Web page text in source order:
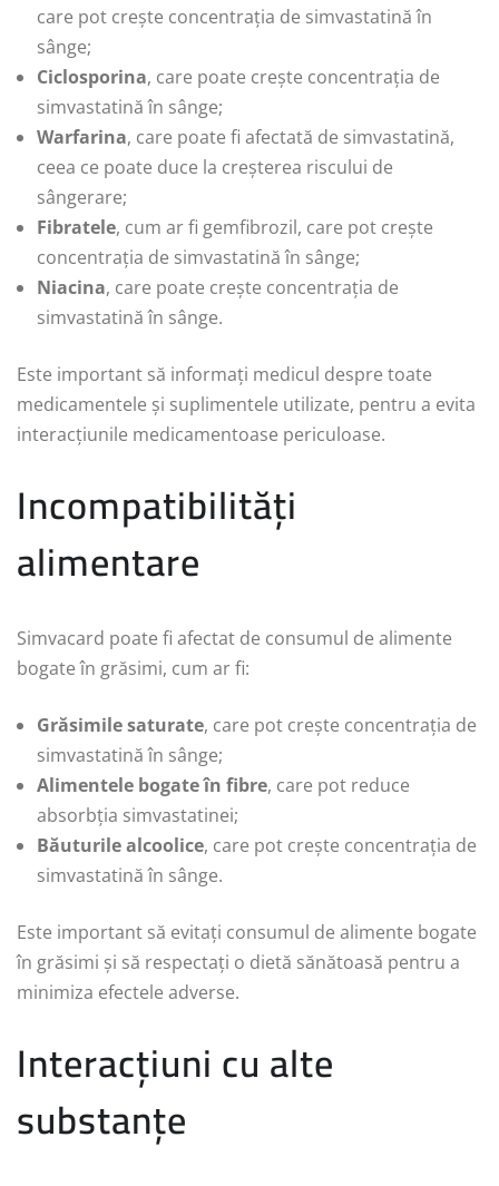
care pot crește concentrația de simvastatină în
sânge;
Ciclosporina, care poate crește concentrația de
simvastatină în sânge;
Warfarina, care poate fi afectată de simvastatină,
ceea ce poate duce la creșterea riscului de
sângerare;
Fibratele, cum ar fi gemfibrozil, care pot crește
concentrația de simvastatină în sânge;
Niacina, care poate crește concentrația de
simvastatină în sânge.
Este important să informați medicul despre toate
medicamentele și suplimentele utilizate, pentru a evita
interacțiunile medicamentoase periculoase.
Incompatibilități
alimentare
Simvacard poate fi afectat de consumul de alimente
bogate în grăsimi, cum ar fi:
Grăsimile saturate, care pot crește concentrația de
simvastatină în sânge;
Alimentele bogate în fibre, care pot reduce
absorbția simvastatinei;
Băuturile alcoolice, care pot crește concentrația de
simvastatină în sânge.
Este important să evitați consumul de alimente bogate
în grăsimi și să respectați o dietă sănătoasă pentru a
minimiza efectele adverse.
Interacțiuni cu alte
substanțe